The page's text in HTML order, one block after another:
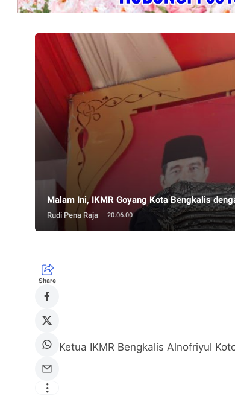
Malam Ini, IKMR Goyang Kota Bengkalis
Rudi Pena Raja 20.06.00
Share
Ketua IKMR Bengkalis Alnofriyul